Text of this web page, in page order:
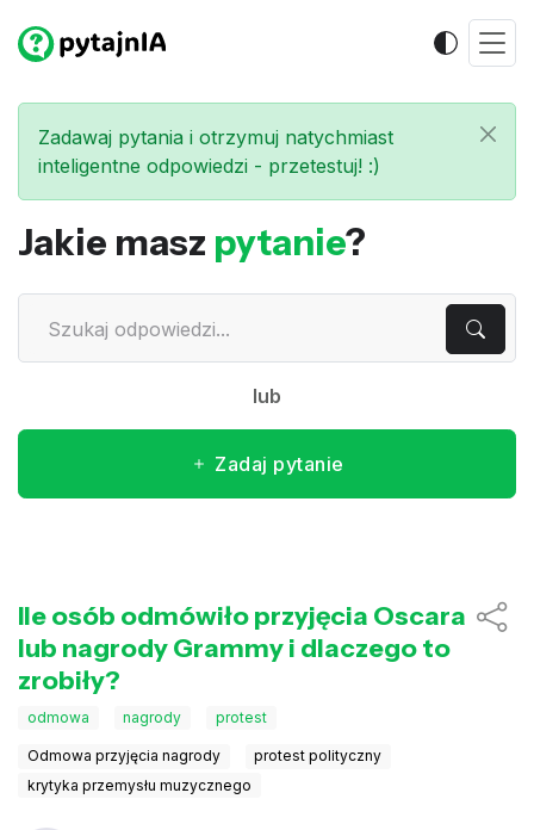
Zadawaj pytania i otrzymuj natychmiast
inteligentne odpowiedzi - przetestuj! :)
Jakie masz pytanie?
lub
Zadaj pytanie
Ile osób odmówiło przyjęcia Oscara
lub nagrody Grammy i dlaczego to
zrobiły?
odmowa nagrody protest
Odmowa przyjęcia nagrody
protest polityczny
krytyka przemysłu muzycznego